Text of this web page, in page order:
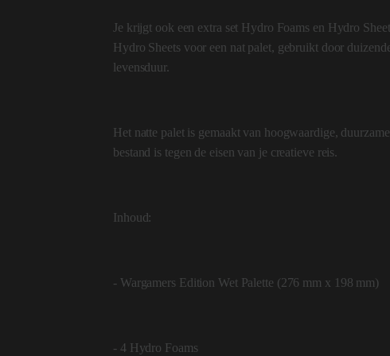
Je krijgt ook een extra set Hydro Foams en Hydro
Hydro Sheets voor een nat palet, gebruikt door
levensduur.
Het natte palet is gemaakt van hoogwaardige,
bestand is tegen de eisen van je creatieve reis.
Inhoud:
- Wargamers Edition Wet Palette (276 mm x 198 mm)
- 4 Hydro Foams